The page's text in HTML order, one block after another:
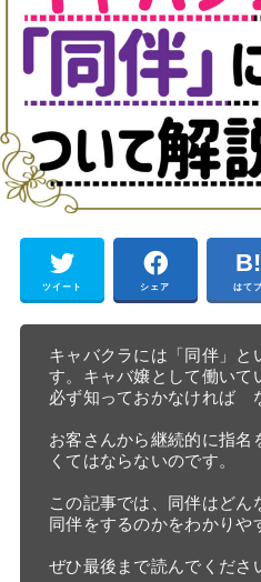
ツイート シェア はて
キャバクラには「同伴」と
す。キャバ嬢として働い
必ず知っておかなければ　
お客さんから継続的に指名
くてはならないのです。
この記事では、同伴はど
同伴をするのかをわかりや
ぜひ最後まで読んでくださ